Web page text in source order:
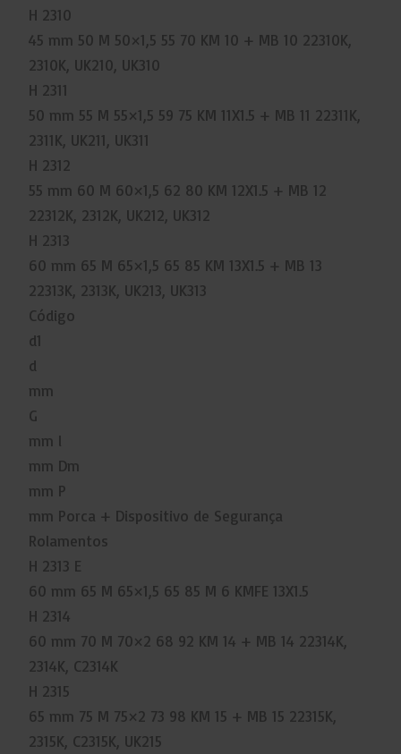
H 2310
45 mm 50 M 50×1,5 55 70 KM 10 + MB 10 22310K,
2310K, UK210, UK310
H 2311
50 mm 55 M 55×1,5 59 75 KM 11X1.5 + MB 11 22311K,
2311K, UK211, UK311
H 2312
55 mm 60 M 60×1,5 62 80 KM 12X1.5 + MB 12
22312K, 2312K, UK212, UK312
H 2313
60 mm 65 M 65×1,5 65 85 KM 13X1.5 + MB 13
22313K, 2313K, UK213, UK313
Código
d1
d
mm
G
mm l
mm Dm
mm P
mm Porca + Dispositivo de Segurança
Rolamentos
H 2313 E
60 mm 65 M 65×1,5 65 85 M 6 KMFE 13X1.5
H 2314
60 mm 70 M 70×2 68 92 KM 14 + MB 14 22314K,
2314K, C2314K
H 2315
65 mm 75 M 75×2 73 98 KM 15 + MB 15 22315K,
2315K, C2315K, UK215